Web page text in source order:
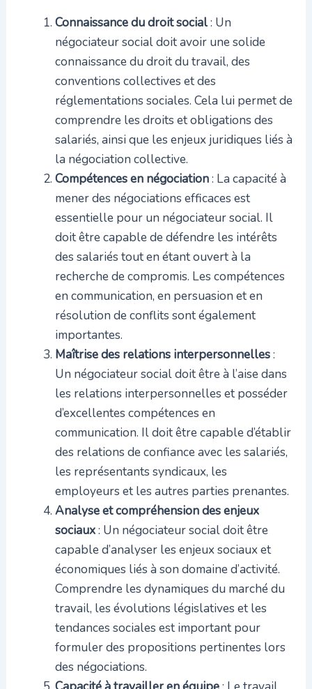
Connaissance du droit social: Un
négociateur social doit avoir une solide
connaissance du droit du travail, des
conventions collectives et des
réglementations sociales. Cela lui permet de
comprendre les droits et obligations des
salariés, ainsi que les enjeux juridiques liés à
la négociation collective.
Compétences en négociation: La capacité à
mener des négociations efficaces est
essentielle pour un négociateur social. Il
doit être capable de défendre les intérêts
des salariés tout en étant ouvert à la
recherche de compromis. Les compétences
en communication, en persuasion et en
résolution de conflits sont également
importantes.
Maîtrise des relations interpersonnelles:
Un négociateur social doit être à l’aise dans
les relations interpersonnelles et posséder
d’excellentes compétences en
communication. Il doit être capable d’établir
des relations de confiance avec les salariés,
les représentants syndicaux, les
employeurs et les autres parties prenantes.
Analyse et compréhension des enjeux
sociaux: Un négociateur social doit être
capable d’analyser les enjeux sociaux et
économiques liés à son domaine d’activité.
Comprendre les dynamiques du marché du
travail, les évolutions législatives et les
tendances sociales est important pour
formuler des propositions pertinentes lors
des négociations.